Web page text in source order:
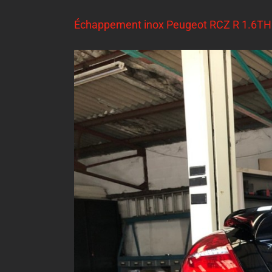
Échappement inox Peugeot RCZ R